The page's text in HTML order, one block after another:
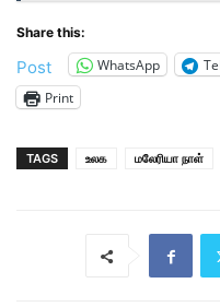
Share this:
Post WhatsApp
Print
TAGS உலக மலேரியா நாள்